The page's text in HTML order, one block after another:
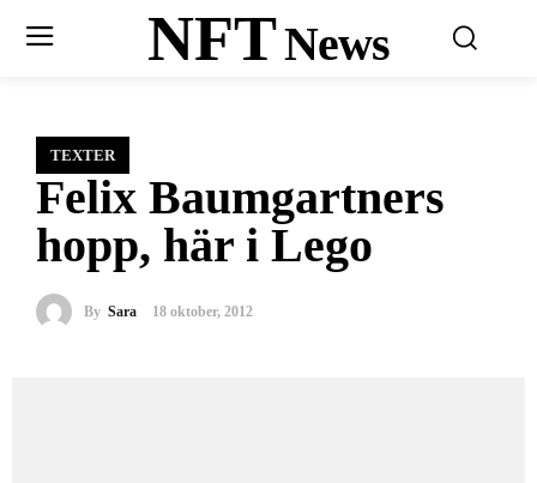
NFTNews
TEXTER
Felix Baumgartners
hopp, här i Lego
By Sara 18 oktober, 2012